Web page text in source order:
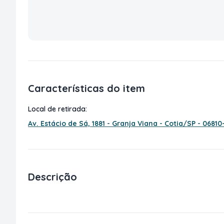
Características do item
Local de retirada:
Av. Estácio de Sá, 1881 - Granja Viana - Cotia/SP -
Descrição